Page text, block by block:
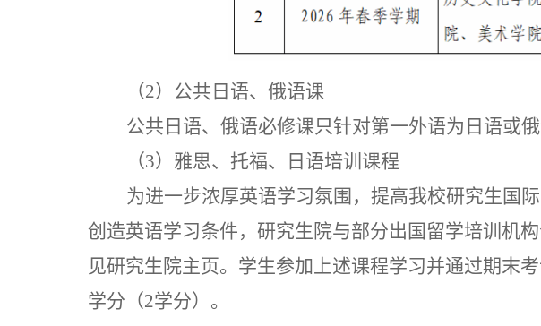
（2）公共日语、俄语课
公共日语、俄语必修课只针对第一外语为日语或
（3）雅思、托福、日语培训课程
为进一步浓厚英语学习氛围，提高我校研究生国
创造英语学习条件，研究生院与部分出国留学培训机
见研究生院主页。学生参加上述课程学习并通过期末
学分（2学分）。